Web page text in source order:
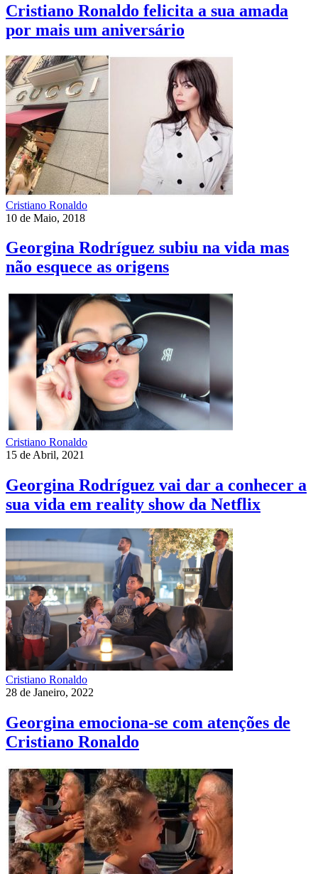
Cristiano Ronaldo felicita a sua amada
por mais um aniversário
Cristiano Ronaldo
10 de Maio, 2018
Georgina Rodríguez subiu na vida mas
não esquece as origens
Cristiano Ronaldo
15 de Abril, 2021
Georgina Rodríguez vai dar a conhecer a
sua vida em reality show da Netflix
Cristiano Ronaldo
28 de Janeiro, 2022
Georgina emociona-se com atenções de
Cristiano Ronaldo